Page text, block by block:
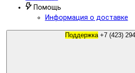
Помощь
Информация о доставке
Поддержка